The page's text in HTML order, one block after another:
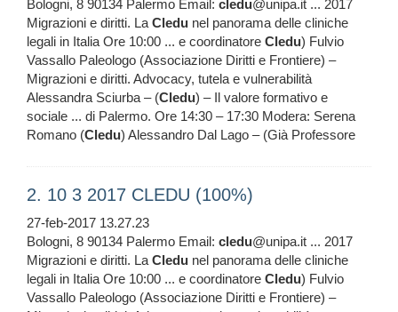
Bologni, 8 90134 Palermo Email: cledu@unipa.it ... 2017
Migrazioni e diritti. LaCledu nel panorama delle cliniche
legali in Italia Ore 10:00 ... e coordinatore Cledu) Fulvio
Vassallo Paleologo (Associazione Diritti e Frontiere) –
Migrazioni e diritti. Advocacy, tutela e vulnerabilità
Alessandra Sciurba – (Cledu) – Il valore formativo e
sociale ... di Palermo. Ore 14:30 – 17:30 Modera: Serena
Romano (Cledu) Alessandro Dal Lago – (Già Professore
2. 10 3 2017 CLEDU (100%)
27-feb-2017 13.27.23
Bologni, 8 90134 Palermo Email: cledu@unipa.it ... 2017
Migrazioni e diritti. LaCledu nel panorama delle cliniche
legali in Italia Ore 10:00 ... e coordinatore Cledu) Fulvio
Vassallo Paleologo (Associazione Diritti e Frontiere) –